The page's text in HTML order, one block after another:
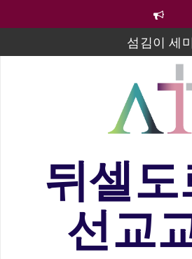
섬김이 세
김태희 자매 졸
2023년 어린이 주일
라합3 나라 봉
은퇴사-우선
20260322 주안에 가만히 머물
훈목사
뒤셀
선교